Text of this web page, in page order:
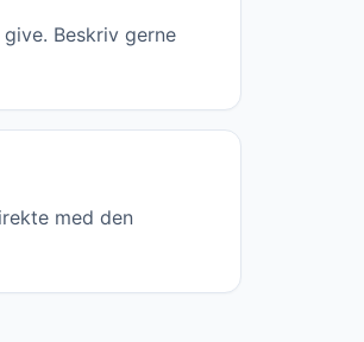
Beskriv gerne
med den